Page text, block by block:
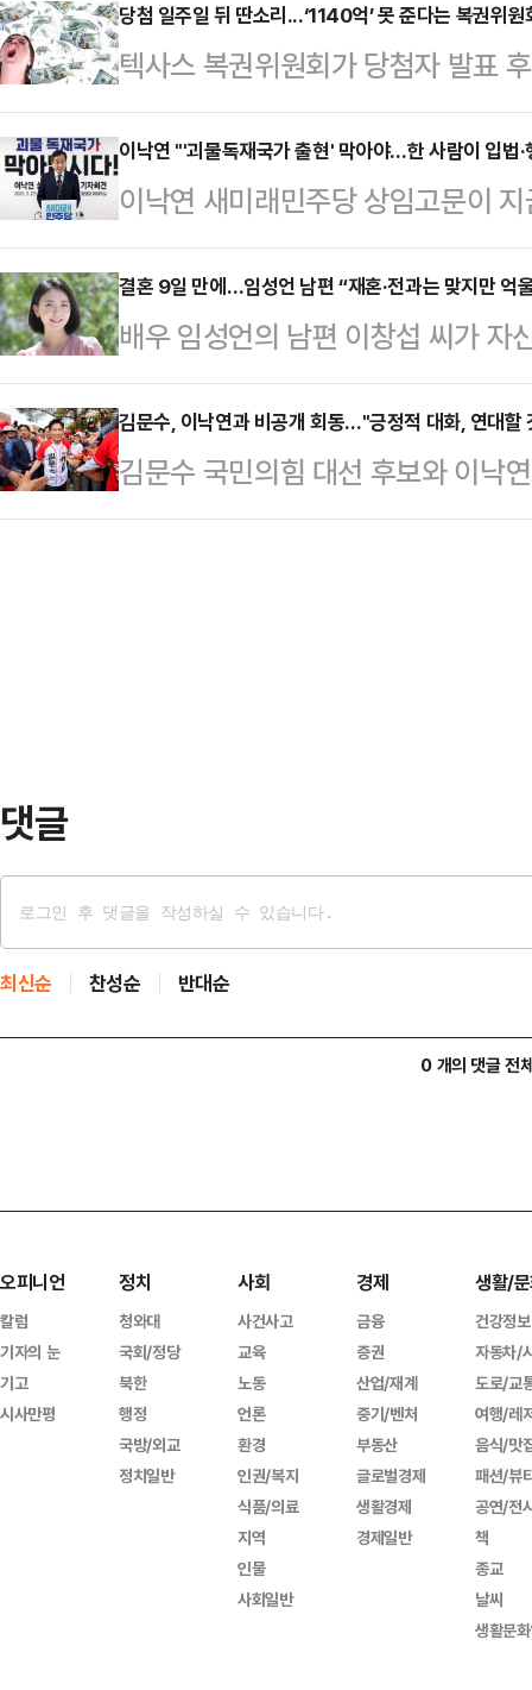
7대 회장을 지낸 박용성 명예회장
장의 딸로 알려진 재벌 5세다.현재
랑스어에 능통한 것으로 알려졌다.
해 이강인이 인스타그램에 올린 글
로 거론됐다. 특히 이강인이 가방에
기도 했다.25일(한국시간) …
당첨 일주일 뒤 딴소리...‘1140억’ 못 준다는 복권위
텍사스 복권위원회가 당첨자 발표
첨금 지급을 거부하자 당첨된 여성
NBC뉴스에 따르면 텍사스주 몽고
사스 복권위원회를 상대로 소송을
복권 판매점에서 복권을 구매해 주
텍사스’ 복권을 구매해 택배로 받
매점 ‘위너스 코너’에서 구매한 것
서비스에 대한 별…
이낙연 "'괴물독재국가 출현' 막아야…한 사람이 입법·
이낙연 새미래민주당 상임고문이
한 '괴물독재국가 출현 저지'가 당
라고 천명했다. 21대 대선을 불과
민의힘 대선 후보와의 연대를 선언
독재 국가 출현을 막는데 그가 가장
문은 27일 오전 11시 여의도 중앙
불어민주당 대선 후보의 당선은 '괴
수 후보와 나는 괴물독재…
결혼 9일 만에…임성언 남편 “재혼·전과는 맞지만 억
배우 임성언의 남편 이창섭 씨가 자
혔다.27일 이 씨는 더팩트와의 인
혼이라는 사실과 전과 기록이 있다
며 선을 그었다.이어 “부동산 관련
고발로 법적 다툼을 갖는 일이 많고
김문수, 이낙연과 비공개 회동…"긍정적 대화, 연대할
김문수 국민의힘 대선 후보와 이낙
을 가지고 양당 간 선거 연대 방안
댓글
최신순 찬성순 반대순
0 개의 댓글 전
오피니언
칼럼
기자의 눈
기고
시사만평
정치
청와대
국회/정당
북한
행정
국방/외교
정치일반
사회
사건사고
교육
노동
언론
환경
인권/복지
식품/의료
지역
인물
사회일반
경제
금융
증권
산업/재계
중기/벤처
부동산
글로벌경제
생활경제
경제일반
생활/
건강정보
자동차/
도로/교
여행/레
음식/맛
패션/뷰
공연/전
책
종교
날씨
생활문